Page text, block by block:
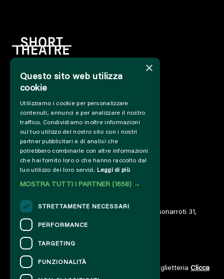
HOME
SOSTIENICI
PRESS&PROFESSIONAL
CHI SIAMO
PARTNER
PROGETTI E COLLABORAZIONI
CUT / ANALOGUE
ARCHIVIO
DIARIO
© 2023 – Associazione AREA06 – ETS – Via Buonarroti 31,
00185 Roma – IT06859801000
CONTATTI
Per informazioni e supporto all'acquisto della biglietteria Clicca
×
Questo sito web utilizza
cookie
Utilizziamo i cookie per personalizzare
contenuti, annunci e per analizzare il nostro
traffico. Condividiamo inoltre informazioni
sul tuo utilizzo del nostro sito con i nostri
partner pubblicitari e di analisi che
potrebbero combinarle con altre informazioni
che hai fornito loro o che hanno raccolto dal
tuo utilizzo dei loro servizi. Leggi di più
MOSTRA TUTTI I PARTNER (1658) →
STRETTAMENTE NECESSARI
PERFORMANCE
TARGETING
FUNZIONALITÀ